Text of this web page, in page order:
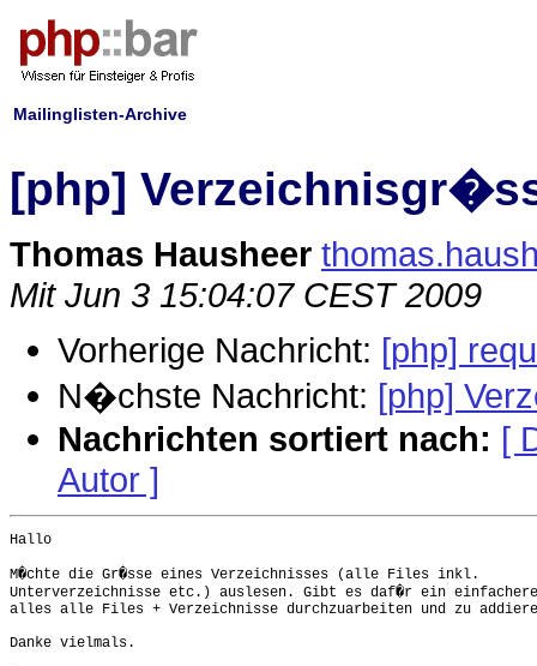
Mailinglisten-Archive
[php]
Thomas Hausheer
Mit Jun 3 15:04:07 CEST 2009
Vorherige Nachricht: [php]
N�chste Nachricht: [php]
Nachrichten sortiert nach: [
Autor ]
Hallo
M�chte die Gr�sse eines Verzeichnisses (alle Files inkl.
Unterverzeichnisse etc.) auslesen. Gibt es daf�r ein
alles alle Files + Verzeichnisse durchzuarbeiten und zu
Danke vielmals.